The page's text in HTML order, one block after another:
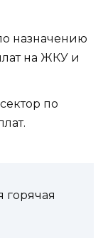
назначению
на ЖКУ и
по
горячая